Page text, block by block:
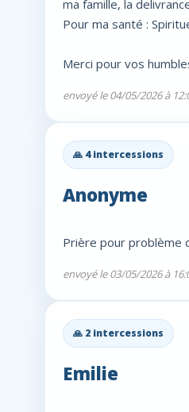
ma famille, la
Pour ma santé :
Merci pour vos
envoyé le 04/05/2026 à
🙏 4 intercessions
Anonyme
Prière pour problème
envoyé le 03/05/2026 à
🙏 2 intercessions
Emilie